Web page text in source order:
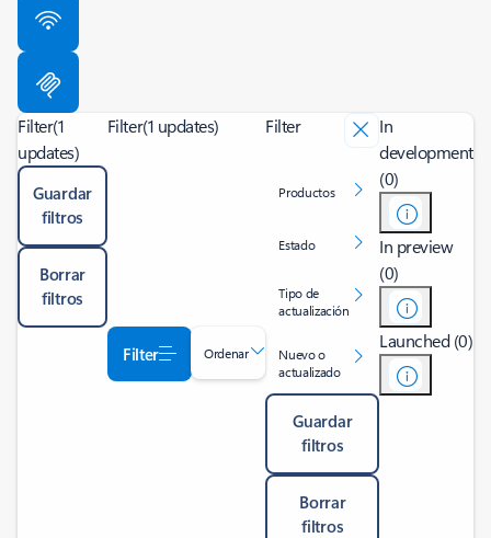
Filter(1
updates)
Guardar
filtros
Borrar
filtros
Filter(1 updates)
Filter Ordenar
Filter
Productos
Estado
Tipo de
actualización
Nuevo o
actualizado
Guardar
filtros
Borrar
filtros
In
development
(0)
In preview
(0)
Launched (0)